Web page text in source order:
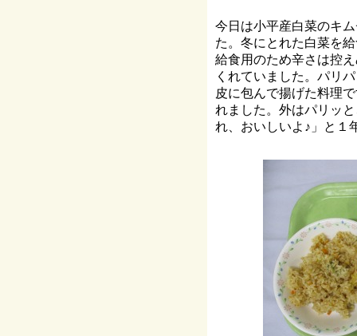
今日は小平産白菜のキ
た。冬にとれた白菜を
給食用のため辛さは控
くれていました。パリ
皮に包んで揚げた料理
れました。外はパリッ
れ、おいしいよ♪」と１